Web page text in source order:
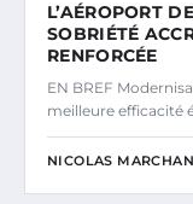
L’AÉROPORT
SOBRIÉTÉ
RENFORCÉE
EN BREF
meilleure efficacité
NICOLAS